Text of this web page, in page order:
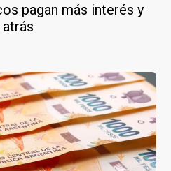
pagan más interés y